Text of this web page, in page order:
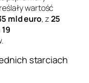
wartość
mld euro, z25
19
starciach